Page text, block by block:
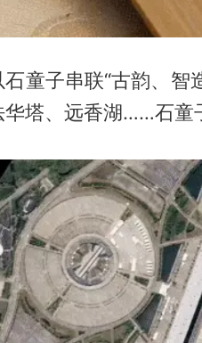
童子串联“古韵、智
塔、远香湖……石童